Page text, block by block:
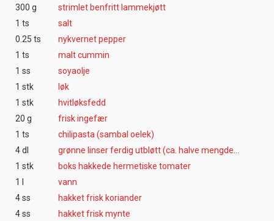
300 g
strimlet benfritt lammekjøtt
1 ts
salt
0.25 ts
nykvernet pepper
1 ts
malt cummin
1 ss
soyaolje
1 stk
løk
1 stk
hvitløksfedd
20 g
frisk ingefær
1 ts
chilipasta (sambal oelek)
4 dl
1 stk
boks hakkede hermetiske tomater
1 l
vann
4 ss
hakket frisk koriander
4 ss
hakket frisk mynte